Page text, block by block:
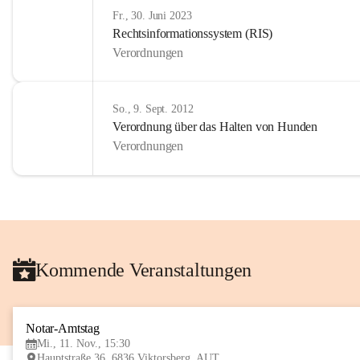
Fr., 30. Juni 2023
Rechtsinformationssystem (RIS)
Verordnungen
So., 9. Sept. 2012
Verordnung über das Halten von Hunden
Verordnungen
Kommende Veranstaltungen
Notar-Amtstag
Mi., 11. Nov., 15:30